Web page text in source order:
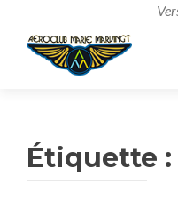
Étiquette :